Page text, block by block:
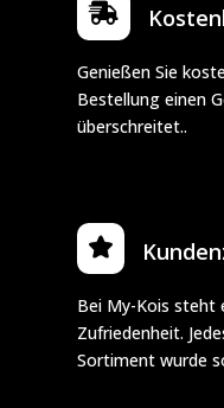

Genießen Sie
Bestellung einen
überschreitet..
Bei My-Kois steht
Zufriedenheit.
Sortiment wurde